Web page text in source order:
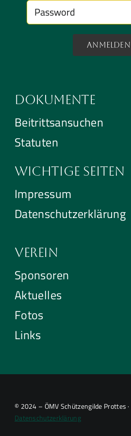
Anmelden
Dokumente
Beitrittsansuchen
Statuten
Wichtige Seiten
Impressum
Datenschutzerklärung
Verein
Sponsoren
Aktuelles
Fotos
Links
© 2024 – ÖMV Schützengilde Prottes ·
Datenschutzerklärung